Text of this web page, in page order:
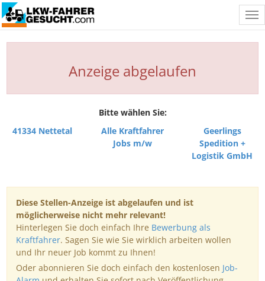
Anzeige abgelaufen
Bitte wählen Sie:
41334 Nettetal
Alle Kraftfahrer
Jobs m/w
Geerlings
Spedition +
Logistik GmbH
Diese Stellen-Anzeige ist abgelaufen und ist
möglicherweise nicht mehr relevant!
Hinterlegen Sie doch einfach Ihre Bewerbung als
Kraftfahrer. Sagen Sie wie Sie wirklich arbeiten wollen
und Ihr neuer Job kommt zu Ihnen!
Oder abonnieren Sie doch einfach den kostenlosen Job-